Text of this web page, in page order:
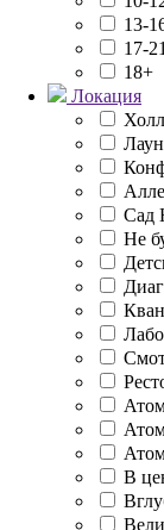
13-
17-21
18+
Локация
Холл
Сад
Не
В